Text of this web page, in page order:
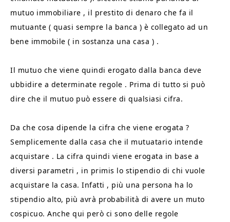
mutuo immobiliare , il prestito di denaro che fa il
mutuante ( quasi sempre la banca ) è collegato ad un
bene immobile ( in sostanza una casa ) .
Il mutuo che viene quindi erogato dalla banca deve
ubbidire a determinate regole . Prima di tutto si può
dire che il mutuo può essere di qualsiasi cifra.
Da che cosa dipende la cifra che viene erogata ?
Semplicemente dalla casa che il mutuatario intende
acquistare . La cifra quindi viene erogata in base a
diversi parametri , in primis lo stipendio di chi vuole
acquistare la casa. Infatti , più una persona ha lo
stipendio alto, più avrà probabilità di avere un muto
cospicuo. Anche qui però ci sono delle regole